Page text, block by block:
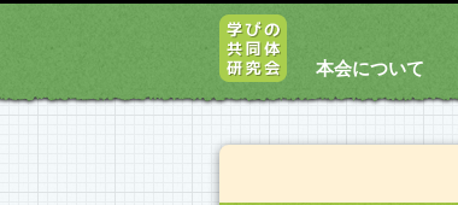
本会について